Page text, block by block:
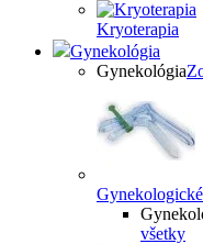
Kryoterapia
Gynekológia
Gynekológia
všetky